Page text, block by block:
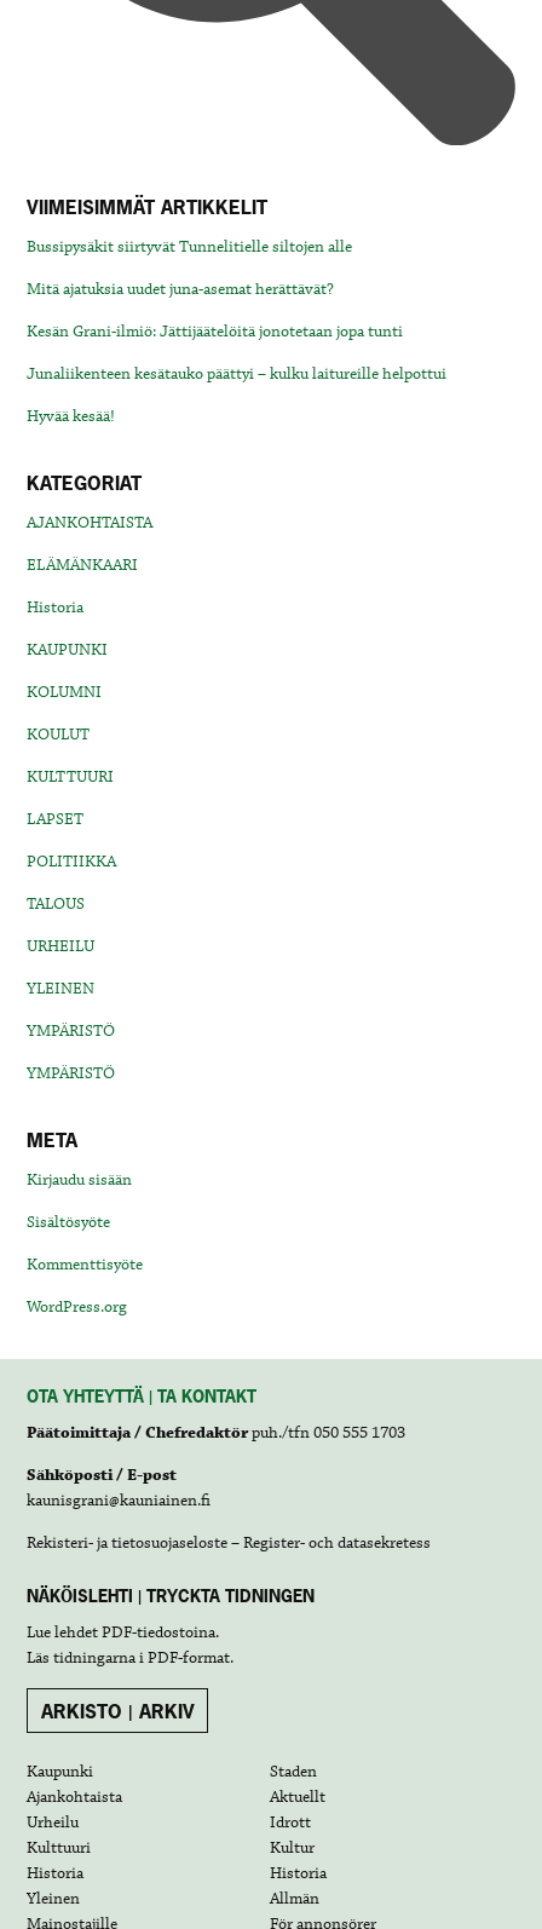
VIIMEISIMMÄT ARTIKKELIT
Bussipysäkit siirtyvät Tunnelitielle siltojen alle
Mitä ajatuksia uudet juna-asemat herättävät?
Kesän Grani-ilmiö: Jättijäätelöitä jonotetaan jopa tunti
Junaliikenteen kesätauko päättyi – kulku laitureille helpottui
Hyvää kesää!
KATEGORIAT
AJANKOHTAISTA
ELÄMÄNKAARI
Historia
KAUPUNKI
KOLUMNI
KOULUT
KULTTUURI
LAPSET
POLITIIKKA
TALOUS
URHEILU
YLEINEN
YMPÄRISTÖ
YMPÄRISTÖ
META
Kirjaudu sisään
Sisältösyöte
Kommenttisyöte
WordPress.org
OTA YHTEYTTÄ | TA KONTAKT
Päätoimittaja / Chefredaktörpuh./tfn 050 555 1703
Sähköposti / E-post
kaunisgrani@kauniainen.fi
Rekisteri- ja tietosuojaseloste – Register- och datasekretess
NÄKÖISLEHTI | TRYCKTA TIDNINGEN
Lue lehdetPDF-tiedostoina.
Läs tidningarna iPDF-format.
ARKISTO | ARKIV
Kaupunki
Staden
Ajankohtaista
Aktuellt
Urheilu
Idrott
Kulttuuri
Kultur
Historia
Historia
Yleinen
Allmän
Mainostajille
För annonsörer